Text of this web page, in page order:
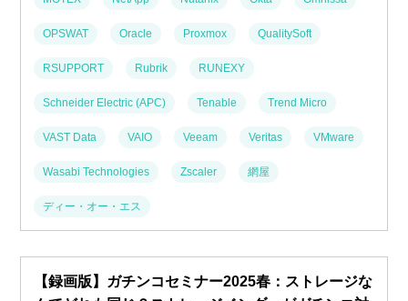
OPSWAT Oracle Proxmox QualitySoft
RSUPPORT Rubrik RUNEXY
Schneider Electric (APC) Tenable Trend Micro
VAST Data VAIO Veeam Veritas VMware
Wasabi Technologies Zscaler 網屋
ディー・オー・エス
【録画版】ガチンコセミナー2025春：ストレージな